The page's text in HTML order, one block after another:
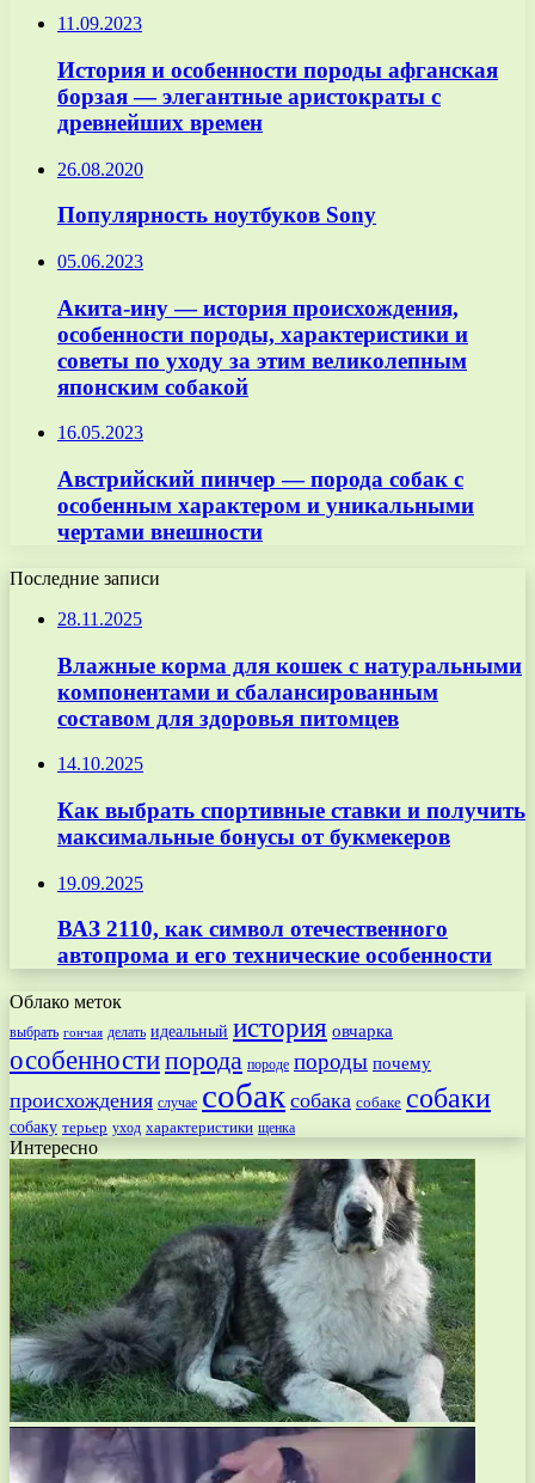
11.09.2023
История и особенности породы афганская
борзая — элегантные аристократы с
древнейших времен
26.08.2020
Популярность ноутбуков Sony
05.06.2023
Акита-ину — история происхождения,
особенности породы, характеристики и
советы по уходу за этим великолепным
японским собакой
16.05.2023
Австрийский пинчер — порода собак с
особенным характером и уникальными
чертами внешности
Последние записи
28.11.2025
Влажные корма для кошек с натуральными
компонентами и сбалансированным
составом для здоровья питомцев
14.10.2025
Как выбрать спортивные ставки и получить
максимальные бонусы от букмекеров
19.09.2025
ВАЗ 2110, как символ отечественного
автопрома и его технические особенности
Облако меток
выбрать гончая делать идеальный история овчарка
особенностипорода породе породы почему
происхождения случае собак собака собаке собаки
собаку терьер уход характеристики щенка
Интересно